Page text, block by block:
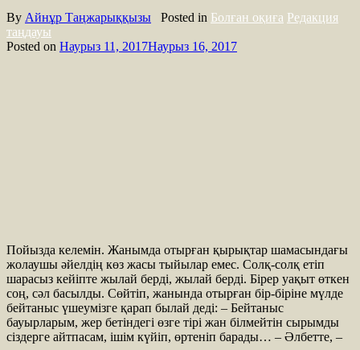
By Айнұр Таңжарыққызы Posted in Болған оқиға Редакция
таңдауы
Posted on Наурыз 11, 2017Наурыз 16, 2017
Пойызда келемін. Жанымда отырған қырықтар шамасындағы
жолаушы әйелдің көз жасы тыйылар емес. Солқ-солқ етіп
шарасыз кейіпте жылай берді, жылай берді. Бірер уақыт өткен
соң, сәл басылды. Сөйтіп, жанында отырған бір-біріне мүлде
бейтаныс үшеумізге қарап былай деді: – Бейтаныс
бауырларым, жер бетіндегі өзге тірі жан білмейтін сырымды
сіздерге айтпасам, ішім күйіп, өртеніп барады… – Әлбетте, –